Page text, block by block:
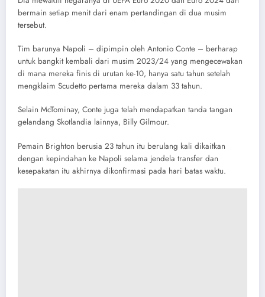
bermain setiap menit dari enam pertandingan di dua musim
tersebut.
Tim barunya Napoli – dipimpin oleh Antonio Conte – berharap
untuk bangkit kembali dari musim 2023/24 yang mengecewakan
di mana mereka finis di urutan ke-10, hanya satu tahun setelah
mengklaim Scudetto pertama mereka dalam 33 tahun.
Selain McTominay, Conte juga telah mendapatkan tanda tangan
gelandang Skotlandia lainnya, Billy Gilmour.
Pemain Brighton berusia 23 tahun itu berulang kali dikaitkan
dengan kepindahan ke Napoli selama jendela transfer dan
kesepakatan itu akhirnya dikonfirmasi pada hari batas waktu.